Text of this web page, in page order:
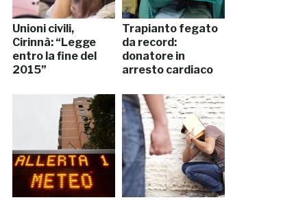
Unioni civili,
Cirinnà: “Legge
entro la fine del
2015”
Trapianto fegato
da record:
donatore in
arresto cardiaco